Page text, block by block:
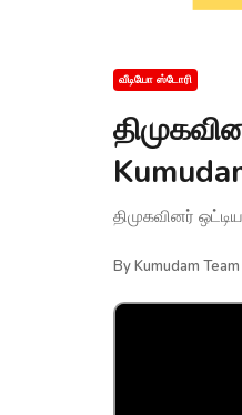
வீடியோ ஸ்டோரி
திமுகவினர்
ByKumudam Team